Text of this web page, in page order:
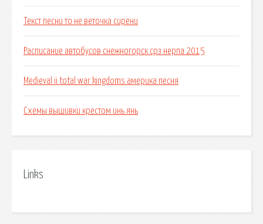
Текст песни то не веточка сирени
Расписание автобусов снежногорск срз нерпа 2015
Medieval ii total war kingdoms америка песня
Схемы вышивки крестом инь янь
Links